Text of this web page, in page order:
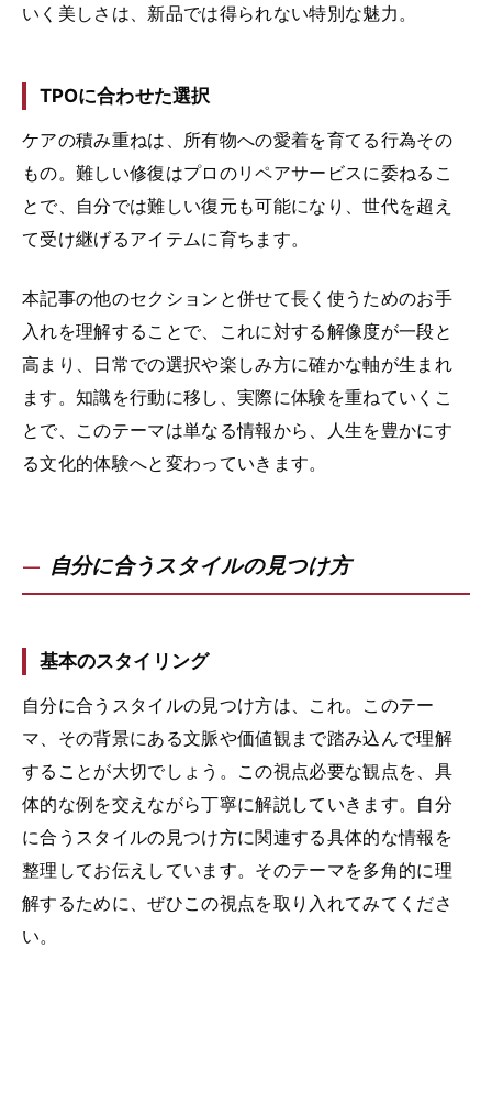
いく美しさは、新品では得られない特別な魅力。
TPOに合わせた選択
ケアの積み重ねは、所有物への愛着を育てる行為その
もの。難しい修復はプロのリペアサービスに委ねるこ
とで、自分では難しい復元も可能になり、世代を超え
て受け継げるアイテムに育ちます。
本記事の他のセクションと併せて長く使うためのお手
入れを理解することで、これに対する解像度が一段と
高まり、日常での選択や楽しみ方に確かな軸が生まれ
ます。知識を行動に移し、実際に体験を重ねていくこ
とで、このテーマは単なる情報から、人生を豊かにす
る文化的体験へと変わっていきます。
自分に合うスタイルの見つけ方
基本のスタイリング
自分に合うスタイルの見つけ方は、これ。このテー
マ、その背景にある文脈や価値観まで踏み込んで理解
することが大切でしょう。この視点必要な観点を、具
体的な例を交えながら丁寧に解説していきます。自分
に合うスタイルの見つけ方に関連する具体的な情報を
整理してお伝えしています。そのテーマを多角的に理
解するために、ぜひこの視点を取り入れてみてくださ
い。